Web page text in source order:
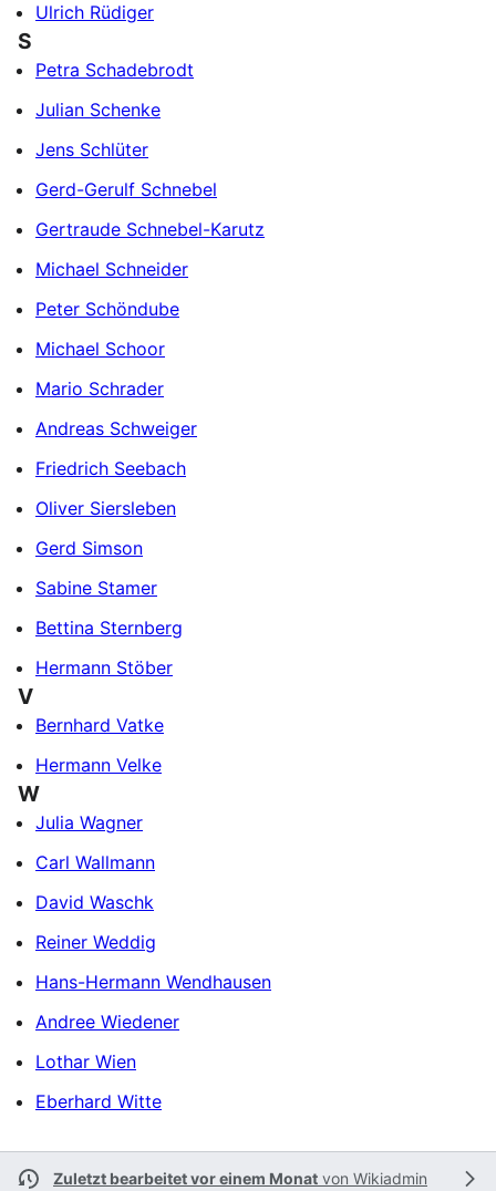
Ulrich Rüdiger
S
Petra Schadebrodt
Julian Schenke
Jens Schlüter
Gerd-Gerulf Schnebel
Gertraude Schnebel-Karutz
Michael Schneider
Peter Schöndube
Michael Schoor
Mario Schrader
Andreas Schweiger
Friedrich Seebach
Oliver Siersleben
Gerd Simson
Sabine Stamer
Bettina Sternberg
Hermann Stöber
V
Bernhard Vatke
Hermann Velke
W
Julia Wagner
Carl Wallmann
David Waschk
Reiner Weddig
Hans-Hermann Wendhausen
Andree Wiedener
Lothar Wien
Eberhard Witte
Zuletzt bearbeitet vor einem Monat von Wikiadmin